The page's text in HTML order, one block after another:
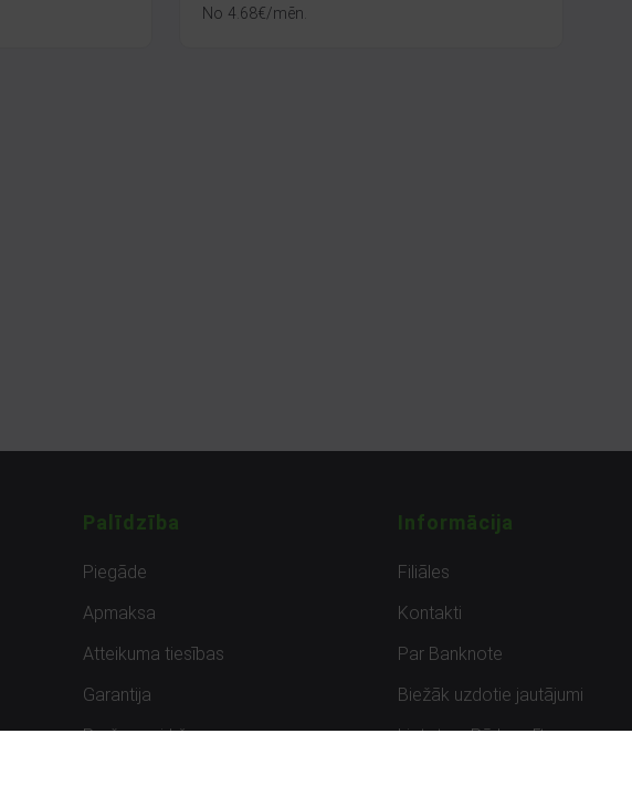
No 4.68€/mēn.
Palīdzība
Piegāde
Apmaksa
Atteikuma tiesības
Garantija
Preču uzpirkšana
Informācija
Filiāles
Kontakti
Par Banknote
Biežāk uzdotie jautājumi
Lietots – Pārbaudīts